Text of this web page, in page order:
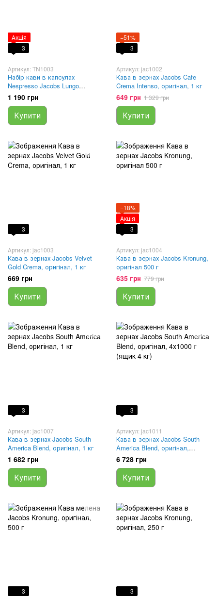
Акція
3
Артикул: TN1003
Набір кави в капсулах
Nespresso Jacobs Lungo
Intenso, оригінал, 10уп
1 190 грн
Купити
−51%
3
Артикул: jac1002
Кава в зернах Jacobs Cafe
Crema Intenso, оригінал, 1 кг
649 грн 1 329 грн
Купити
3
Артикул: jac1003
Кава в зернах Jacobs Velvet
Gold Crema, оригінал, 1 кг
669 грн
Купити
−18%
Акція
3
Артикул: jac1004
Кава в зернах Jacobs Kronung,
оригінал 500 г
635 грн 779 грн
Купити
3
Артикул: jac1007
Кава в зернах Jacobs South
America Blend, оригінал, 1 кг
1 682 грн
Купити
3
Артикул: jac1011
Кава в зернах Jacobs South
America Blend, оригінал,
4х1000 г (ящик 4 кг)
6 728 грн
Купити
3 3